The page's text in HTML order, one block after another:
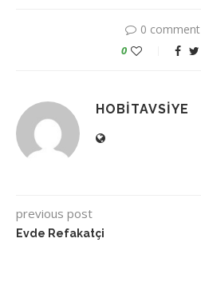
0 comment
0
HOBITAVSIYE
previous post
Evde Refakatçi